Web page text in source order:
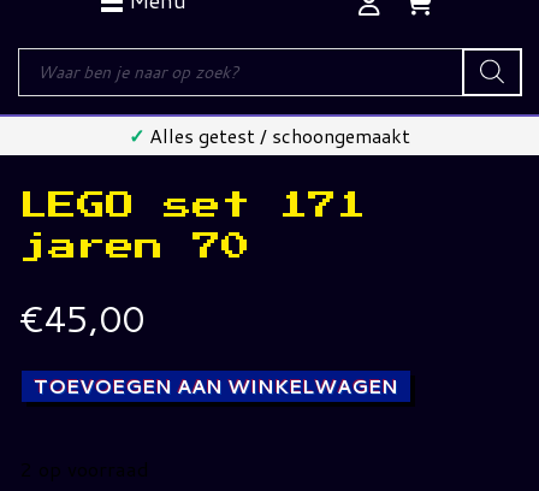
Producten
zoeken
✓ Alles getest / schoongemaakt
LEGO set 171
jaren 70
€45,00
TOEVOEGEN AAN WINKELWAGEN
2 op voorraad